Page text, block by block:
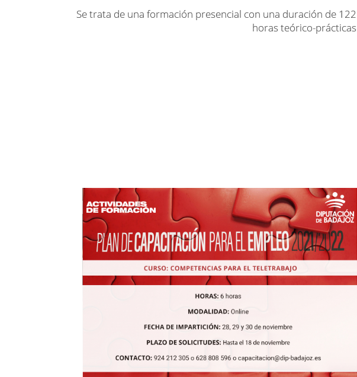
Se trata de una formación presencial con una duración de 122
horas teórico-prácticas